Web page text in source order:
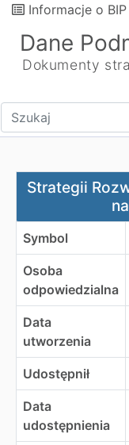
Informacje o BIP
Dane
Dokumenty
Wpisz tekst do
Strategii
Strategii
Symbol
Osoba
odpowiedzialna
Data
utworzenia
Udostępnił
Data
udostępnienia